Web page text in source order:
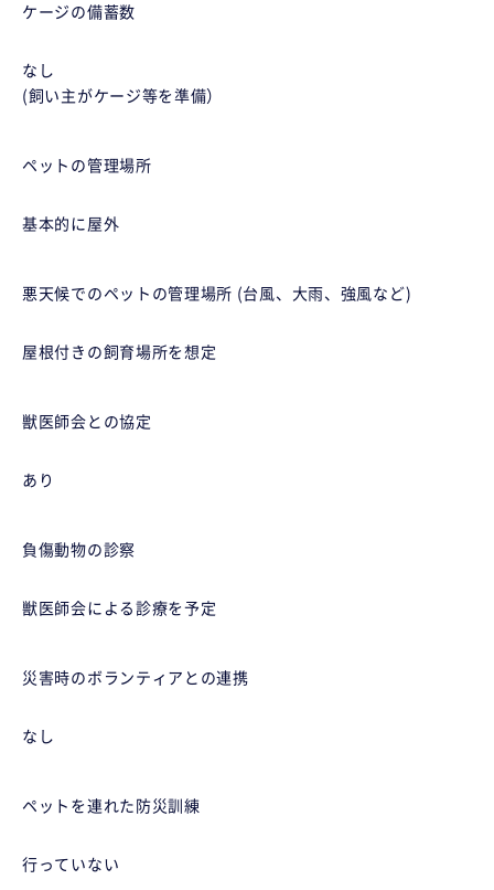
ケージの備蓄数
なし
(飼い主がケージ等を準備）
ペットの管理場所
基本的に屋外
悪天候でのペットの管理場所 (台風、大雨、強風など)
屋根付きの飼育場所を想定
獣医師会との協定
あり
負傷動物の診察
獣医師会による診療を予定
災害時のボランティアとの連携
なし
ペットを連れた防災訓練
行っていない